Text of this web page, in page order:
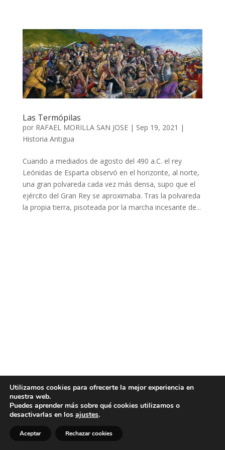
Las Termópilas
por RAFAEL MORILLA SAN JOSE| Sep 19, 2021 |
Historia Antigua
Cuando a mediados de agosto del 490 a.C. el rey
Leónidas de Esparta observó en el horizonte, al norte,
una gran polvareda cada vez más densa, supo que el
ejército del Gran Rey se aproximaba. Tras la polvareda
la propia tierra, pisoteada por la marcha incesante de...
Utilizamos cookies para ofrecerte la mejor experiencia en
nuestra web.
Puedes aprender más sobre qué cookies utilizamos o
desactivarlas en los ajustes.
Aceptar Rechazar cookies